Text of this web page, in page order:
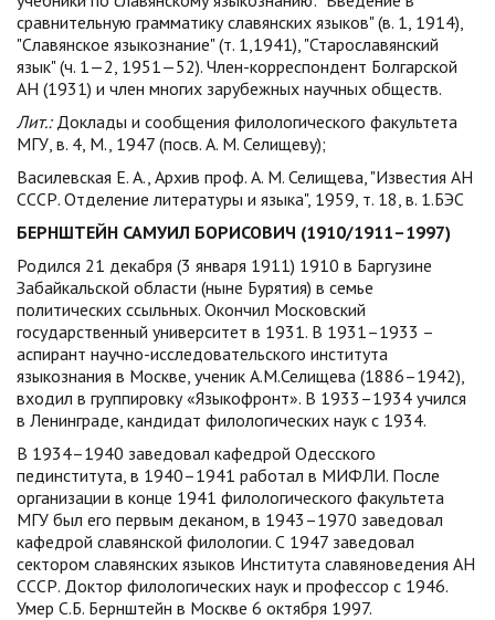
сравнительную грамматику славянских языков" (в. 1, 1914),
"Славянское языкознание" (т. 1,1941), "Старославянский
язык" (ч. 1—2, 1951—52). Член-корреспондент Болгарской
АН (1931) и член многих зарубежных научных обществ.
Лит.:Доклады и сообщения филологического факультета
МГУ, в. 4, М., 1947 (посв. А. М. Селищеву);
Василевская Е. А., Архив проф. А. М. Селищева, "Известия АН
СССР. Отделение литературы и языка", 1959, т. 18, в. 1.БЭС
БЕРНШТЕЙН САМУИЛ БОРИСОВИЧ (1910/1911–1997)
Родился 21 декабря (3 января 1911) 1910 в Баргузине
Забайкальской области (ныне Бурятия) в семье
политических ссыльных. Окончил Московский
государственный университет в 1931. В 1931–1933 –
аспирант научно-исследовательского института
языкознания в Москве, ученик А.М.Селищева (1886–1942),
входил в группировку «Языкофронт». В 1933–1934 учился
в Ленинграде, кандидат филологических наук с 1934.
В 1934–1940 заведовал кафедрой Одесского
пединститута, в 1940–1941 работал в МИФЛИ. После
организации в конце 1941 филологического факультета
МГУ был его первым деканом, в 1943–1970 заведовал
кафедрой славянской филологии. С 1947 заведовал
сектором славянских языков Института славяноведения АН
СССР. Доктор филологических наук и профессор с 1946.
Умер С.Б. Бернштейн в Москве 6 октября 1997.